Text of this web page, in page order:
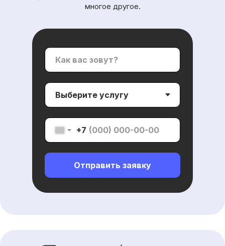
многое другое.
+7
Отправить заявку